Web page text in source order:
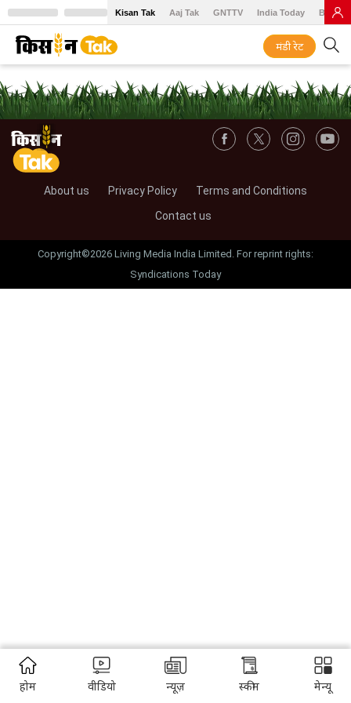
Kisan Tak Aaj Tak GNTTV India Today BT
मंडी रेट
About us Privacy Policy
Terms and Conditions
Contact us
Copyright©2026 Living Media India Limited. For reprint rights:
Syndications Today
होम वीडियो न्यूज़ स्कीम मेन्यू